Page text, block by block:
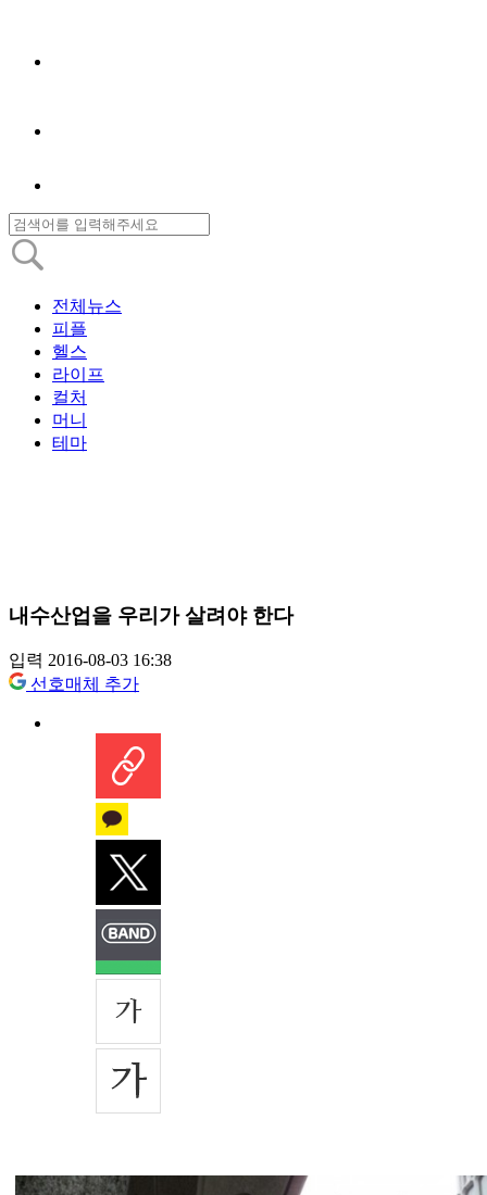
전체뉴스
피플
헬스
라이프
컬처
머니
테마
내수산업을 우리가 살려야 한다
입력 2016-08-03 16:38
선호매체 추가